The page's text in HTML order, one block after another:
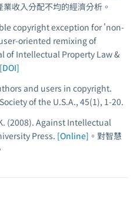
收入分配不均的經濟分析。
copyright exception for 'non-
oriented remixing of
of Intellectual Property Law &
[DOI]
and users in copyright.
of the U.S.A., 45(1), 1-20.
(2008). Against Intellectual
Press. [Online] 。對智慧